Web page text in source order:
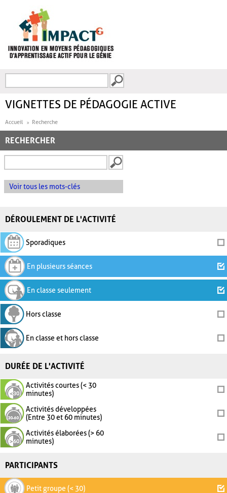
FORMULAIRE DE
VIGNETTES DE PÉDAGOGIE ACTIVE
Accueil Recherche
RECHERCHER
Voir tous les mots-clés
DÉROULEMENT DE L'ACTIVITÉ
Sporadiques
En plusieurs séances
En classe seulement
Hors classe
En classe et hors classe
DURÉE DE L'ACTIVITÉ
Activités courtes (< 30
minutes)
Activités développées
(Entre 30 et 60 minutes)
Activités élaborées (> 60
minutes)
PARTICIPANTS
Petit groupe (< 30)